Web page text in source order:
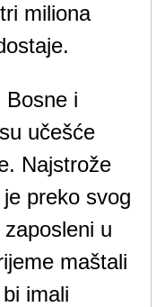
miliona
Bosne i
učešće
Najstrože
preko svog
u
maštali
imali